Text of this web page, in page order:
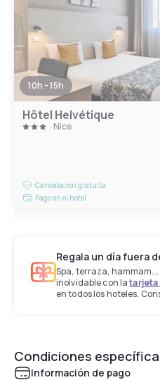
10h - 15h
Hôtel Helvétique
Nice
Cancelación gratuita
Pago en el hotel
Regala un día fuera
Spa, terraza,
inolvidable con latarjeta
en todos los hoteles.
Condiciones
Información de pago